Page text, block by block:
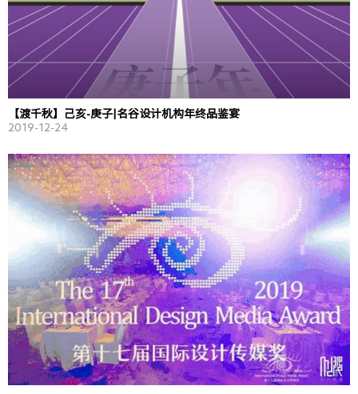
【渡千秋】己亥-庚子|名谷设计机构年终品鉴宴
2019-12-24